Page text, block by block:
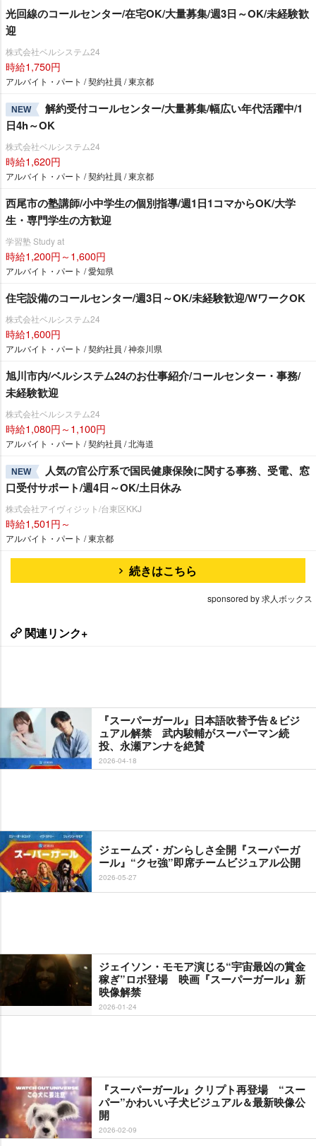
光回線のコールセンター/在宅OK/大量募集/週3日～OK/未経験歓
迎
株式会社ベルシステム24
時給1,750円
アルバイト・パート / 契約社員 / 東京都
NEW
解約受付コールセンター/大量募集/幅広い年代活躍中/1
日4h～OK
株式会社ベルシステム24
時給1,620円
アルバイト・パート / 契約社員 / 東京都
西尾市の塾講師/小中学生の個別指導/週1日1コマからOK/大学
生・専門学生の方歓迎
学習塾 Study at
時給1,200円～1,600円
アルバイト・パート / 愛知県
住宅設備のコールセンター/週3日～OK/未経験歓迎/WワークOK
株式会社ベルシステム24
時給1,600円
アルバイト・パート / 契約社員 / 神奈川県
旭川市内/ベルシステム24のお仕事紹介/コールセンター・事務/
未経験歓迎
株式会社ベルシステム24
時給1,080円～1,100円
アルバイト・パート / 契約社員 / 北海道
NEW
人気の官公庁系で国民健康保険に関する事務、受電、窓
口受付サポート/週4日～OK/土日休み
株式会社アイヴィジット/台東区KKJ
時給1,501円～
アルバイト・パート / 東京都
続きはこちら
sponsored by 求人ボックス
関連リンク+
『スーパーガール』日本語吹替予告＆ビジ
ュアル解禁 武内駿輔がスーパーマン続
投、永瀬アンナを絶賛
2026-04-18
ジェームズ・ガンらしさ全開『スーパーガ
ール』“クセ強”即席チームビジュアル公開
2026-05-27
ジェイソン・モモア演じる“宇宙最凶の賞金
稼ぎ”ロボ登場 映画『スーパーガール』新
映像解禁
2026-01-24
『スーパーガール』クリプト再登場 “スー
パー”かわいい子犬ビジュアル＆最新映像公
開
2026-02-09